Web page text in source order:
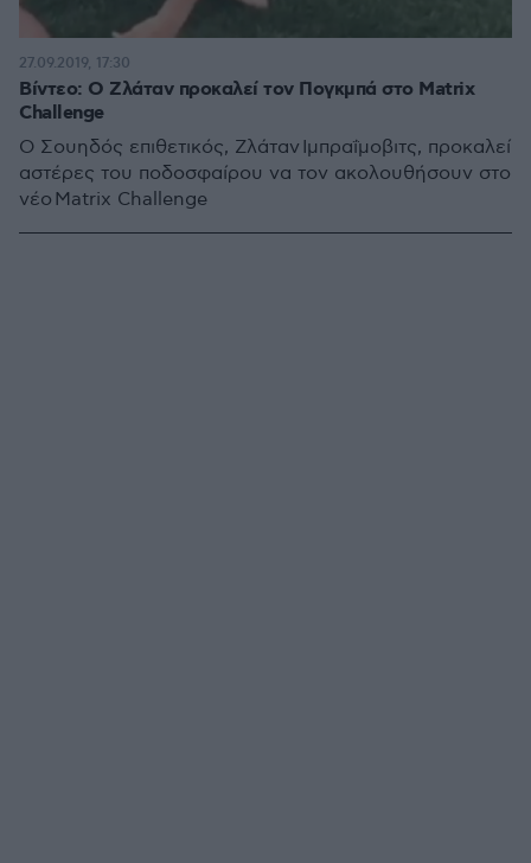
Βίντεο: Ο Ζλάταν προκαλεί τον Πογκμπά στο Matrix
Challenge
Ο Σουηδός επιθετικός, Ζλάταν Ιμπραΐμοβιτς, προκαλεί
αστέρες του ποδοσφαίρου να τον ακολουθήσουν στο
νέο Matrix Challenge
27.09.2019, 17:30